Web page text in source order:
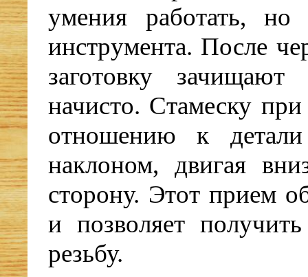
умения работать,
инструмента. После
заготовку
начисто. Стамеску
отношению к
наклоном, двигая
сторону. Этот прием
и позволяет
резьбу.